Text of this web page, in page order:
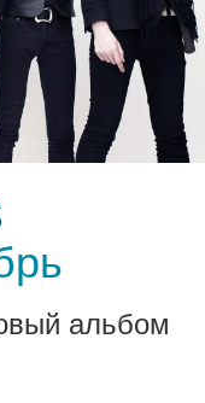
альбом